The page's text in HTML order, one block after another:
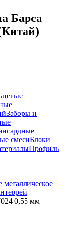
Барса
Заборы и
смесиБлоки
Профиль
металлическое
0,55 мм